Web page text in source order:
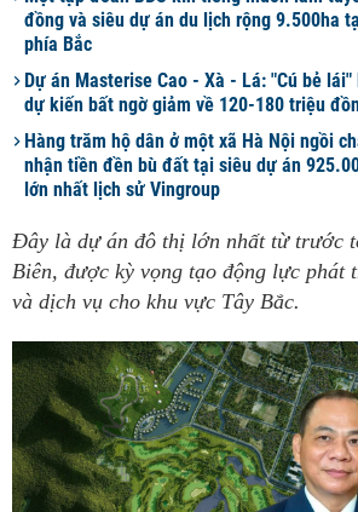
đồng và siêu dự án du lịch rộng 9.500ha
phía Bắc
Dự án Masterise Cao - Xà - Lá: "Cú bẻ
dự kiến bất ngờ giảm về 120-180 triệu
Hàng trăm hộ dân ở một xã Hà Nội ngồi
nhận tiền đền bù đất tại siêu dự án
lớn nhất lịch sử Vingroup
Đây là dự án đô thị lớn nhất từ trước
Biên, được kỳ vọng tạo động lực phát
và dịch vụ cho khu vực Tây Bắc.